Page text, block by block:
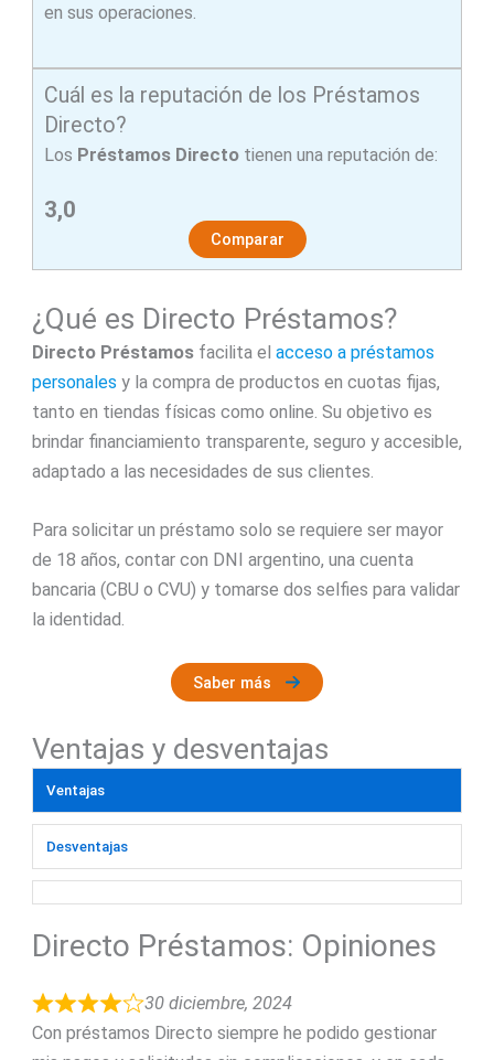
en sus operaciones.
Cuál es la reputación de los Préstamos
Directo?
Los Préstamos Directotienen una reputación de:
3,0
Comparar
¿Qué es Directo Préstamos?
Directo Préstamosfacilita el acceso a préstamos
personales y la compra de productos en cuotas fijas,
tanto en tiendas físicas como online. Su objetivo es
brindar financiamiento transparente, seguro y accesible,
adaptado a las necesidades de sus clientes.
Para solicitar un préstamo solo se requiere ser mayor
de 18 años, contar con DNI argentino, una cuenta
bancaria (CBU o CVU) y tomarse dos selfies para validar
la identidad.
Saber más
Ventajas y desventajas
Ventajas
Desventajas
Directo Préstamos: Opiniones
30 diciembre, 2024
Con préstamos Directo siempre he podido gestionar